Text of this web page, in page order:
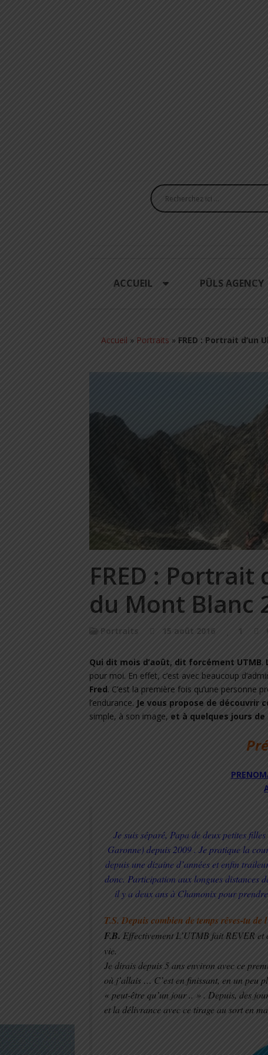
ACCUEIL PÜLS AGENCY
Accueil » Portraits » FRED : Portrait d’un
FRED : Portrait
du Mont Blanc
Portraits 15 août 2016 1
Qui dit mois d’août, dit forcément UTMB.
pour moi. En effet, c’est avec beaucoup
Fred. C’est la première fois qu’une personne
l’endurance. Je vous propose de découvrir
simple, à son image, et à quelques jours de
Je suis séparé, Papa de deux petites
Garonne) depuis 2009 . Je pratique la
depuis une dizaine d’années et enfin
donc. Participation aux longues distances
il y a deux ans à Chamonix pour
T.S. Depuis combien de temps rêves-tu de
F.B. Effectivement L’UTMB fait REVER et
vie.
Je dirais depuis 5 ans environ avec ce
où j’allais … C’est en finissant, en un peu
« peut-être qu’un jour .. » . Depuis, des
et la délivrance avec ce tirage au sort en